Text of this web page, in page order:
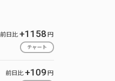
前日比+1158円
チャート
前日比+109円